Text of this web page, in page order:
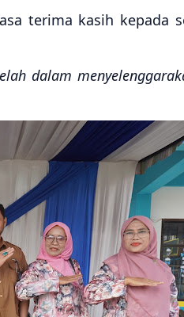
terima kasih kepada
dalam